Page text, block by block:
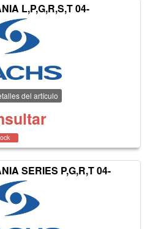
L,P,G,R,S,T 04-
del artículo
SERIES P,G,R,T 04-